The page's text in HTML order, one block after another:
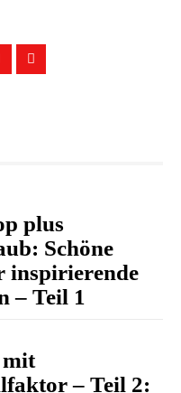
plus
Schöne
inspirierende
– Teil 1
mit
– Teil 2: